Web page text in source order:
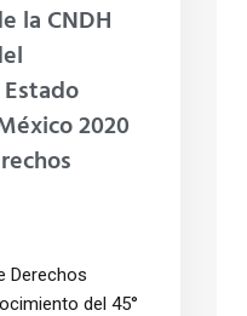
la CNDH
2020
Derechos
del 45°